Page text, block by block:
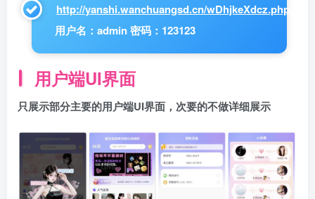
http://yanshi.wanchuangsd.cn/wDhjkeXdcz.php/
用户名：admin 密码：123123
用户端UI界面
只展示部分主要的用户端UI界面，次要的不做详细展示